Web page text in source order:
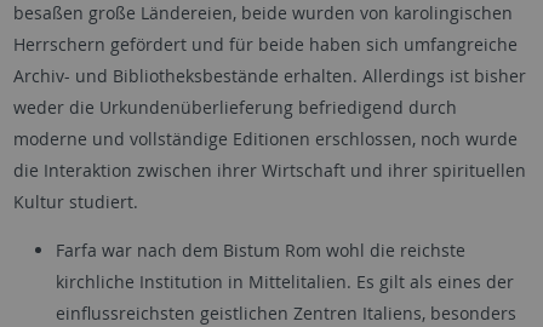
besaßen große Ländereien, beide wurden von karolingischen
Herrschern gefördert und für beide haben sich umfangreiche
Archiv- und Bibliotheksbestände erhalten. Allerdings ist bisher
weder die Urkundenüberlieferung befriedigend durch
moderne und vollständige Editionen erschlossen, noch wurde
die Interaktion zwischen ihrer Wirtschaft und ihrer spirituellen
Kultur studiert.
Farfa war nach dem Bistum Rom wohl die reichste
kirchliche Institution in Mittelitalien. Es gilt als eines der
einflussreichsten geistlichen Zentren Italiens, besonders